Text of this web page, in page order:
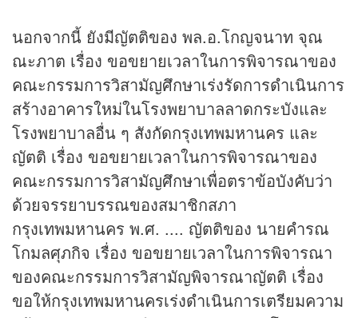
นอกจากนี้ ยังมีญัตติของ พล.อ.โกญจนาท จุณ
ณะภาต เรื่อง ขอขยายเวลาในการพิจารณาของ
คณะกรรมการวิสามัญศึกษาเร่งรัดการดำเนินการ
สร้างอาคารใหม่ในโรงพยาบาลลาดกระบังและ
โรงพยาบาลอื่น ๆ สังกัดกรุงเทพมหานคร และ
ญัตติ เรื่อง ขอขยายเวลาในการพิจารณาของ
คณะกรรมการวิสามัญศึกษาเพื่อตราข้อบังคับว่า
ด้วยจรรยาบรรณของสมาชิกสภา
กรุงเทพมหานคร พ.ศ. .... ญัตติของ นายคำรณ
โกมลศุภกิจ เรื่อง ขอขยายเวลาในการพิจารณา
ของคณะกรรมการวิสามัญพิจารณาญัตติ เรื่อง
ขอให้กรุงเทพมหานครเร่งดำเนินการเตรียมความ